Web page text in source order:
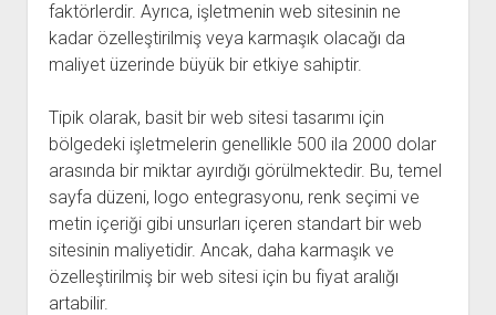
faktörlerdir. Ayrıca, işletmenin web sitesinin ne
kadar özelleştirilmiş veya karmaşık olacağı da
maliyet üzerinde büyük bir etkiye sahiptir.
Tipik olarak, basit bir web sitesi tasarımı için
bölgedeki işletmelerin genellikle 500 ila 2000 dolar
arasında bir miktar ayırdığı görülmektedir. Bu, temel
sayfa düzeni, logo entegrasyonu, renk seçimi ve
metin içeriği gibi unsurları içeren standart bir web
sitesinin maliyetidir. Ancak, daha karmaşık ve
özelleştirilmiş bir web sitesi için bu fiyat aralığı
artabilir.